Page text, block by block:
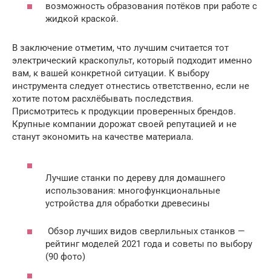
возможность образования потёков при работе с
жидкой краской.
В заключение отметим, что лучшим считается тот
электрический краскопульт, который подходит именно
вам, к вашей конкретной ситуации. К выбору
инструмента следует отнестись ответственно, если не
хотите потом расхлёбывать последствия.
Присмотритесь к продукции проверенных брендов.
Крупные компании дорожат своей репутацией и не
станут экономить на качестве материала.
Лучшие станки по дереву для домашнего
использования: многофункциональные
устройства для обработки древесины
Обзор лучших видов сверлильных станков —
рейтинг моделей 2021 года и советы по выбору
(90 фото)